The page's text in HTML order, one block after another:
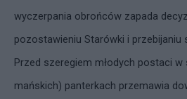
wyczerpania obrońców zapada
pozostawieniu Starówki i przebijaniu
Przed szeregiem młodych postaci
mańskich) panterkach przemawia